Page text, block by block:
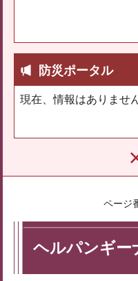
防災ポータル
現在、情報はありません
ページ
ヘルパンギー